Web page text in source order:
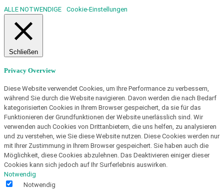
ALLE NOTWENDIGE Cookie-Einstellungen
Schließen
Privacy Overview
Diese Website verwendet Cookies, um Ihre Performance zu verbessern,
während Sie durch die Website navigieren. Davon werden die nach Bedarf
kategorisierten Cookies in Ihrem Browser gespeichert, da sie für das
Funktionieren der Grundfunktionen der Website unerlässlich sind. Wir
verwenden auch Cookies von Drittanbietern, die uns helfen, zu analysieren
und zu verstehen, wie Sie diese Website nutzen. Diese Cookies werden nur
mit Ihrer Zustimmung in Ihrem Browser gespeichert. Sie haben auch die
Möglichkeit, diese Cookies abzulehnen. Das Deaktivieren einiger dieser
Cookies kann sich jedoch auf Ihr Surferlebnis auswirken.
Notwendig
Notwendig